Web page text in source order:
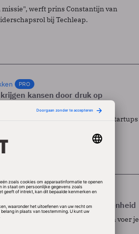
missie", werft prins Constantijn van
bij Techleap.
PRO
kansen door druk op
ondernemer die namens de EU startups
Partner
voor klanttevredenheid
waarborg je klanttevredenheid en voer je